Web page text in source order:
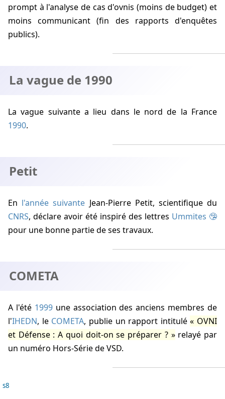
prompt à l'analyse de cas d'ovnis (moins de budget) et
moins communicant (fin des rapports d'enquêtes
publics).
La vague de 1990
La vague suivante a lieu dans le nord de la France
1990.
Petit
En l'année suivante Jean-Pierre Petit, scientifique du
CNRS, déclare avoir été inspiré des lettres Ummites
pour une bonne partie de ses travaux.
COMETA
A l'été 1999une association des anciens membres de
l'IHEDN, le COMETA, publie un rapport intitulé
OVNI
et Défense : A quoi doit-on se préparer ?
relayé par
un numéro Hors-Série de VSD.
s8